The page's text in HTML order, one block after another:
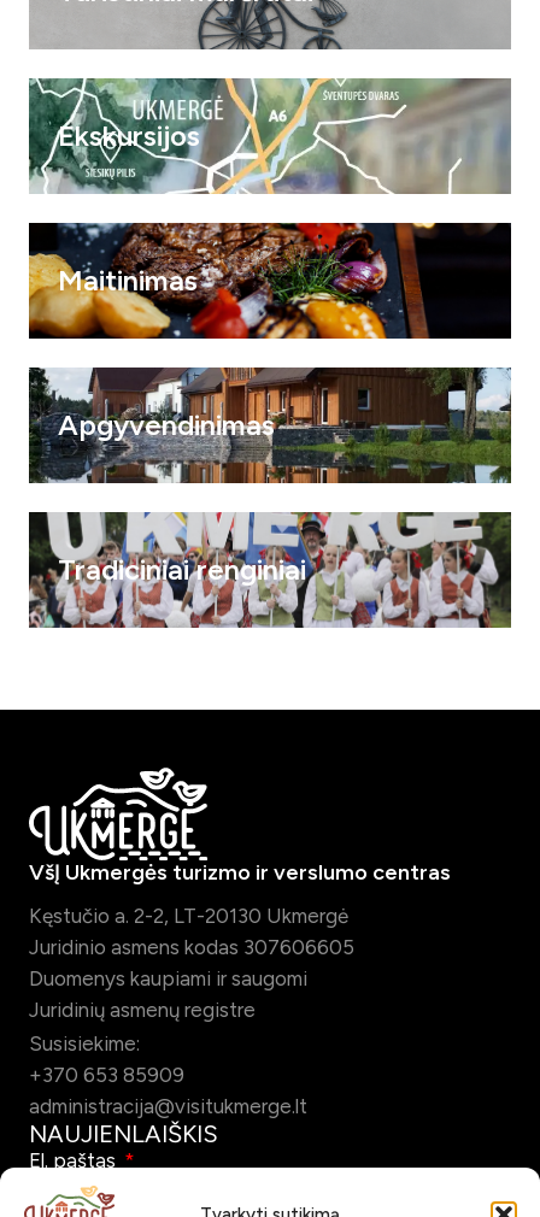
Ekskursijos
Maitinimas
Apgyvendinimas
Tradiciniai renginiai
VšĮ Ukmergės turizmo ir verslumo centras
Kęstučio a. 2-2, LT-20130 Ukmergė
Juridinio asmens kodas 307606605
Duomenys kaupiami ir saugomi
Juridinių asmenų registre
Susisiekime:
+370 653 85909
administracija@visitukmerge.lt
NAUJIENLAIŠKIS
El. paštas